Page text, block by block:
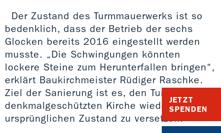
JETZT
SPENDEN
Der Zustand des Turmmauerwerks ist so
bedenklich, dass der Betrieb der sechs
Glocken bereits 2016 eingestellt werden
musste. „Die Schwingungen könnten
lockere Steine zum Herunterfallen bringen“,
erklärt Baukirchmeister Rüdiger Raschke.
Ziel der Sanierung ist es, den Turm der
denkmalgeschützten Kirche wieder in den
ursprünglichen Zustand zu versetzen.